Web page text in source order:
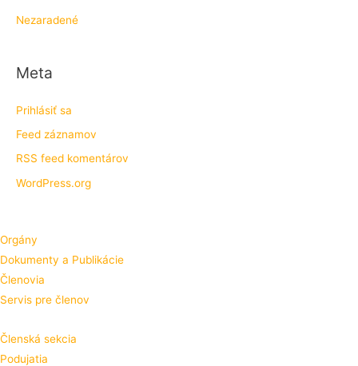
Nezaradené
Meta
Prihlásiť sa
Feed záznamov
RSS feed komentárov
WordPress.org
Orgány
Dokumenty a Publikácie
Členovia
Servis pre členov
Členská sekcia
Podujatia